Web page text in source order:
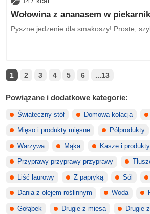
Wołowina z ananasem w
Pyszne jedzenie dla smakoszy! Proste,
1 2 3 4 5 6 ...13
Powiązane i dodatkowe kategorie:
Świąteczny stół Domowa kolacja
Mięso i produkty mięsne Półprodukty
Warzywa Mąka Kasze i
Przyprawy przyprawy przyprawy
Liść laurowy Z papryką Sól
Dania z olejem roślinnym Woda
Gołąbek Drugie z mięsa Drugie